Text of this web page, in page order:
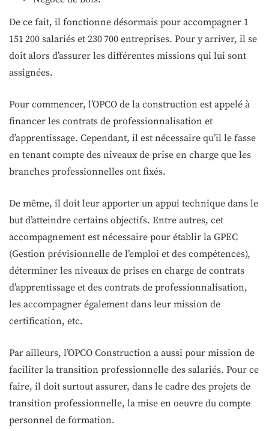
De ce fait, il fonctionne désormais pour accompagner 1
151 200 salariés et 230 700 entreprises. Pour y arriver, il se
doit alors d’assurer les différentes missions qui lui sont
assignées.
Pour commencer, l’OPCO de la construction est appelé à
financer les contrats de professionnalisation et
d’apprentissage. Cependant, il est nécessaire qu’il le fasse
en tenant compte des niveaux de prise en charge que les
branches professionnelles ont fixés.
De même, il doit leur apporter un appui technique dans le
but d’atteindre certains objectifs. Entre autres, cet
accompagnement est nécessaire pour établir la GPEC
(Gestion prévisionnelle de l’emploi et des compétences),
déterminer les niveaux de prises en charge de contrats
d’apprentissage et des contrats de professionnalisation,
les accompagner également dans leur mission de
certification, etc.
Par ailleurs, l’OPCO Construction a aussi pour mission de
faciliter la transition professionnelle des salariés. Pour ce
faire, il doit surtout assurer, dans le cadre des projets de
transition professionnelle, la mise en oeuvre du compte
personnel de formation.